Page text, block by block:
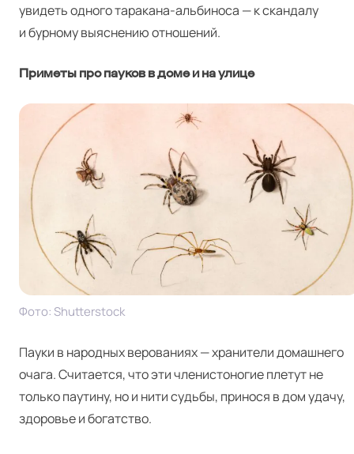
увидеть одного таракана-альбиноса — к скандалу
и бурному выяснению отношений.
Приметы про пауков в доме и на улице
Фото: Shut­ter­stock
Пауки в народных верованиях — хранители домашнего
очага. Считается, что эти членистоногие плетут не
только паутину, но и нити судьбы, принося в дом удачу,
здоровье и богатство.